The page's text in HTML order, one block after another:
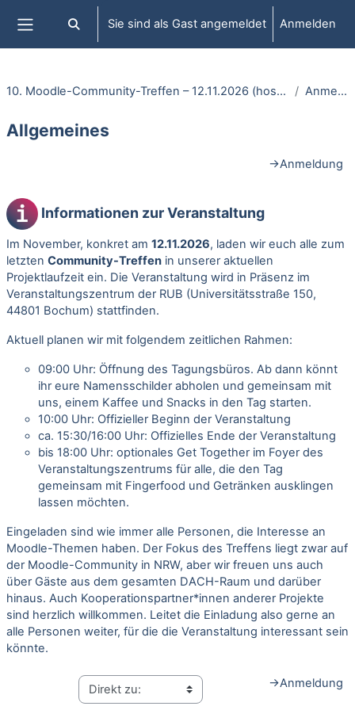
Website-Übersicht
Sucheingabe umschalten
Sie sind als Gast angemeldet Anmelden
10. Moodle-Community-Treffen – 12.11.2026 (hosted by Moodle.NRW) Anmeldung
Allgemeines
→Anmeldung
Informationen zur Veranstaltung
Im November, konkret am 12.11.2026, laden wir euch alle zum
letzten Community-Treffen in unserer aktuellen
Projektlaufzeit ein. Die Veranstaltung wird in Präsenz im
Veranstaltungszentrum der RUB (Universitätsstraße 150,
44801 Bochum) stattfinden.
Aktuell planen wir mit folgendem zeitlichen Rahmen:
09:00 Uhr: Öffnung des Tagungsbüros. Ab dann könnt
ihr eure Namensschilder abholen und gemeinsam mit
uns, einem Kaffee und Snacks in den Tag starten.
10:00 Uhr: Offizieller Beginn der Veranstaltung
ca. 15:30/16:00 Uhr: Offizielles Ende der Veranstaltung
bis 18:00 Uhr: optionales Get Together im Foyer des
Veranstaltungszentrums für alle, die den Tag
gemeinsam mit Fingerfood und Getränken ausklingen
lassen möchten.
Eingeladen sind wie immer alle Personen, die Interesse an
Moodle-Themen haben. Der Fokus des Treffens liegt zwar auf
der Moodle-Community in NRW, aber wir freuen uns auch
über Gäste aus dem gesamten DACH-Raum und darüber
hinaus. Auch Kooperationspartner*innen anderer Projekte
sind herzlich willkommen. Leitet die Einladung also gerne an
alle Personen weiter, für die die Veranstaltung interessant sein
könnte.
→Anmeldung